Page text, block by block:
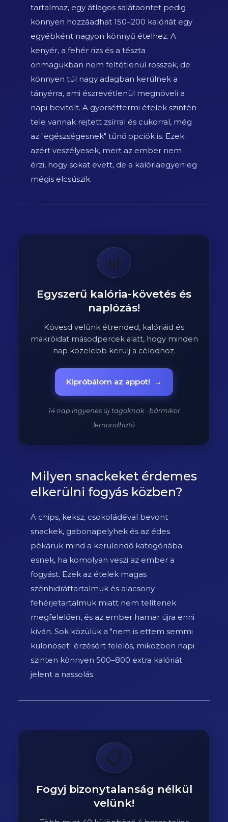
tartalmaz, egy átlagos salátaöntet pedig
könnyen hozzáadhat 150–200 kalóriát egy
egyébként nagyon könnyű ételhez. A
kenyér, a fehér rizs és a tészta
önmagukban nem feltétlenül rosszak, de
könnyen túl nagy adagban kerülnek a
tányérra, ami észrevétlenül megnöveli a
napi bevitelt. A gyorséttermi ételek szintén
tele vannak rejtett zsírral és cukorral, még
az "egészségesnek" tűnő opciók is. Ezek
azért veszélyesek, mert az ember nem
érzi, hogy sokat evett, de a kalóriaegyenleg
mégis elcsúszik.
📊
Egyszerű kalória-követés és
naplózás!
Kövesd velünk étrended, kalóriáid és
makróidat másodpercek alatt, hogy minden
nap közelebb kerülj a célodhoz.
Kipróbálom az appot! →
14 nap ingyenes új tagoknak · bármikor
lemondható
Milyen snackeket érdemes
elkerülni fogyás közben?
A chips, keksz, csokoládéval bevont
snackek, gabonapelyhek és az édes
pékáruk mind a kerülendő kategóriába
esnek, ha komolyan veszi az ember a
fogyást. Ezek az ételek magas
szénhidráttartalmuk és alacsony
fehérjetartalmuk miatt nem telítenek
megfelelően, és az ember hamar újra enni
kíván. Sok közülük a "nem is ettem semmi
különöset" érzésért felelős, miközben napi
szinten könnyen 500–800 extra kalóriát
jelent a nassolás.
📋
Fogyj bizonytalanság nélkül
velünk!